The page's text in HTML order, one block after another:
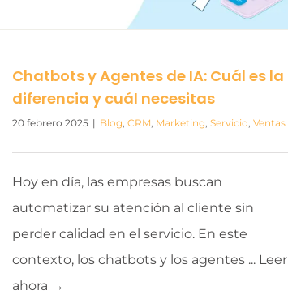
Chatbots y Agentes de IA: Cuál es la
diferencia y cuál necesitas
20 febrero 2025 | Blog CRM Marketing Servicio Ventas
Hoy en día, las empresas buscan
automatizar su atención al cliente sin
perder calidad en el servicio. En este
contexto, los chatbots y los agentes ... Leer
ahora →